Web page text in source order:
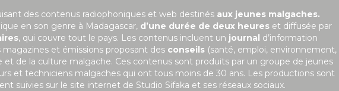
des contenus radiophoniques et web destinés aux jeunes malgaches.
en son genre à Madagascar, d’une durée de deux heures et diffusée par
, qui couvre tout le pays. Les contenus incluent un journal d’information
et émissions proposant des conseils (santé, emploi, environnement,
et de la culture malgache. Ces contenus sont produits par un groupe de jeunes
et techniciens malgaches qui ont tous moins de 30 ans. Les productions sont
suivies sur le site internet de Studio Sifaka et ses réseaux sociaux.